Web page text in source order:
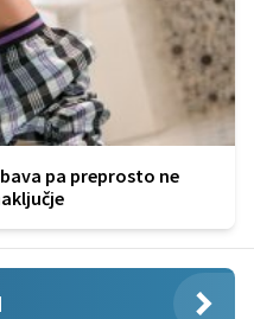
pa preprosto ne